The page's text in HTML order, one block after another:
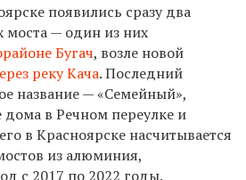
появились сразу два
— один из них
Бугач, возле новой
реку Кача. Последний
название — «Семейный»,
в Речном переулке и
в Красноярске насчитывается
из алюминия,
с 2017 по 2022 годы.